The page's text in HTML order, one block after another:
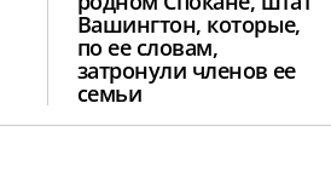
Вашингтон, которые,
по ее словам,
затронули членов ее
семьи